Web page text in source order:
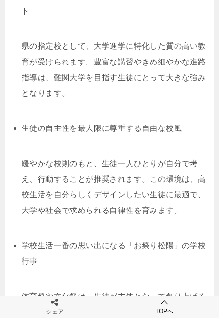
ト
県の指定校として、大学進学に特化した質の高い教
育が受けられます。豊富な講習やきめ細やかな進路
指導は、難関大学を目指す生徒にとって大きな強み
となります。
生徒の自主性を最大限に尊重する自由な校風
緩やかな校則のもと、生徒一人ひとりが自分で考
え、行動することが推奨されます。この環境は、高
校生活を自分らしくデザインしたい生徒に最適で、
大学や社会で求められる自律性を育みます。
学校生活一番の思い出になる「お祭り松陽」の学校
行事
体育祭や文化祭は、生徒が主体となって創り上げる
一大イベントです。特に文化祭のフィナーレを飾る
シェア TOPへ